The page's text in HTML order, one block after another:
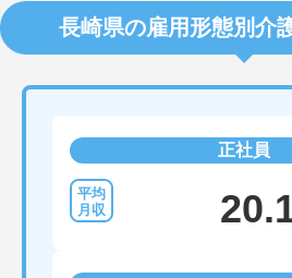
長崎県の雇用形態別介
正社員